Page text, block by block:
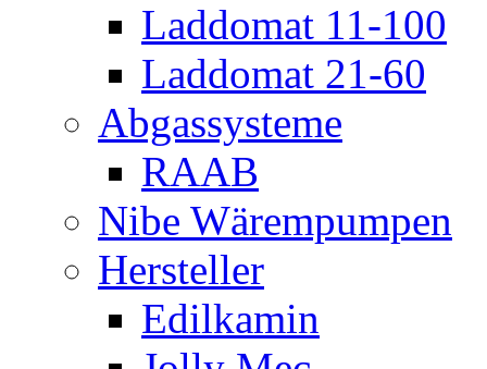
Laddomat 11-100
Laddomat 21-60
Abgassysteme
RAAB
Nibe Wärempumpen
Hersteller
Edilkamin